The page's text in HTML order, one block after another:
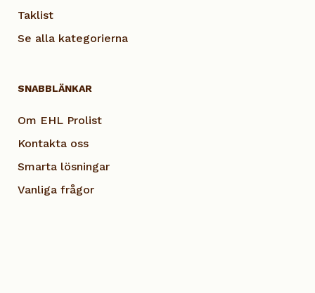
Taklist
Se alla kategorierna
SNABBLÄNKAR
Om EHL Prolist
Kontakta oss
Smarta lösningar
Vanliga frågor